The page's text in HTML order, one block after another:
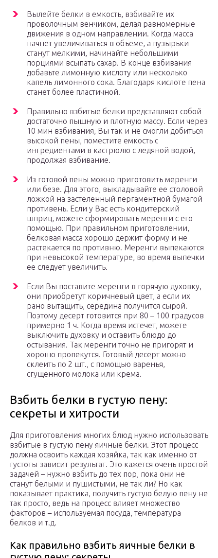
Вылейте белки в емкость, взбивайте их
проволочным венчиком, делая равномерные
движения в одном направлении. Когда масса
начнет увеличиваться в объеме, а пузырьки
станут мелкими, начинайте небольшими
порциями всыпать сахар. В конце взбивания
добавьте лимонную кислоту или несколько
капель лимонного сока. Благодаря кислоте пена
станет более пластичной.
Правильно взбитые белки представляют собой
достаточно пышную и плотную массу. Если через
10 мин взбивания, Вы так и не смогли добиться
высокой пены, поместите емкость с
ингредиентами в кастрюлю с ледяной водой,
продолжая взбивание.
Из готовой пены можно приготовить меренги
или безе. Для этого, выкладывайте ее столовой
ложкой на застеленный пергаментной бумагой
противень. Если у Вас есть кондитерский
шприц, можете сформировать меренги с его
помощью. При правильном приготовлении,
белковая масса хорошо держит форму и не
растекается по противню. Меренги выпекаются
при невысокой температуре, во время выпечки
ее следует увеличить.
Если Вы поставите меренги в горячую духовку,
они приобретут коричневый цвет, а если их
рано вытащить, середина получится сырой.
Поэтому десерт готовится при 80 – 100 градусов
примерно 1 ч. Когда время истечет, можете
выключить духовку и оставить блюдо до
остывания. Так меренги точно не пригорят и
хорошо пропекутся. Готовый десерт можно
склеить по 2 шт., с помощью варенья,
сгущенного молока или крема.
Взбить белки в густую пену:
секреты и хитрости
Для приготовления многих блюд нужно использовать
взбитые в густую пену яичные белки. Этот процесс
должна освоить каждая хозяйка, так как именно от
густоты зависит результат. Это кажется очень простой
задачей – нужно взбить до тех пор, пока они не
станут белыми и пушистыми, не так ли? Но как
показывает практика, получить густую белую пену не
так просто, ведь на процесс влияет множество
факторов – используемая посуда, температура
белков и т.д.
Как правильно взбить яичные белки в